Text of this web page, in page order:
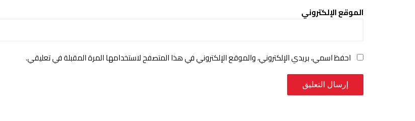
الموقع الإلكتروني
احفظ اسمي، بريدي الإلكتروني، والموقع الإلكتروني في هذا المتصفح لاستخدامها المرة المقبلة في تعليقي.